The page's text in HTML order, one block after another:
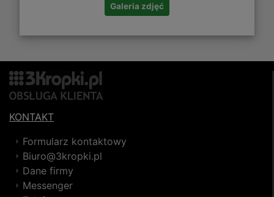
Galeria zdjęć
KONTAKT
Formularz kontaktowy
Biuro@3kropki.pl
Dane firmy
Messenger